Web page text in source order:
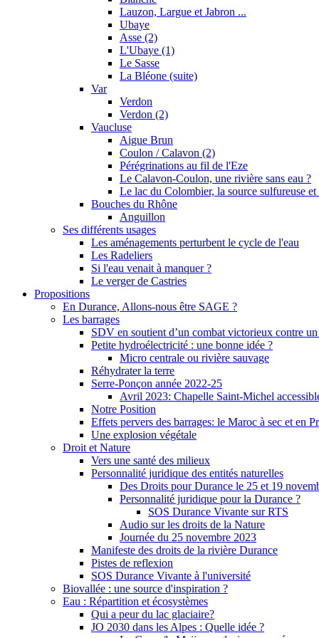
Lauzon, Largue et Jabron ...
Ubaye
Asse (2)
L'Ubaye (1)
Le Sasse
La Bléone (suite)
Var
Verdon
Verdon (2)
Vaucluse
Aigue Brun
Coulon / Calavon (2)
Pérégrinations au fil de l'Eze
Le Calavon-Coulon, une rivière sans eau ?
Le lac du Colombier, la source sulfureuse
Bouches du Rhône
Anguillon
Ses différents usages
Les aménagements perturbent le cycle de l'eau
Les Radeliers
Si l'eau venait à manquer ?
Le verger de Castries
Propositions
En Durance, Allons-nous être SAGE ?
Les barrages
SDV en soutient d’un combat victorieux contre un
Petite hydroélectricité : une bonne idée ?
Micro centrale ou rivière sauvage
Réhydrater la terre
Serre-Ponçon année 2022-25
Avril 2023: Chapelle Saint-Michel
Notre Position
Effets pervers des barrages: le Maroc à sec et en
Une explosion végétale
Droit et Nature
Vers une santé des milieux
Personnalité juridique des entités naturelles
Des Droits pour Durance le 25 et 19
Personnalité juridique pour la Durance ?
SOS Durance Vivante sur RTS
Audio sur les droits de la Nature
Journée du 25 novembre 2023
Manifeste des droits de la rivière Durance
Pistes de reflexion
SOS Durance Vivante à l'université
Biovallée : une source d'inspiration ?
Eau : Répartition et écosystèmes
Qui a peur du lac glaciaire?
JO 2030 dans les Alpes : Quelle idée ?